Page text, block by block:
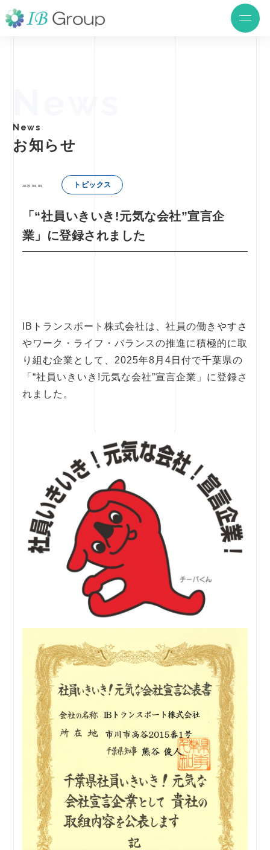
News
お知らせ
2025.08.04 トピックス
「“社員いきいき!元気な会社”宣言企
業」に登録されました
IBトランスポート株式会社は、社員の働きやすさ
やワーク・ライフ・バランスの推進に積極的に取
り組む企業として、2025年8月4日付で千葉県の
「“社員いきいき!元気な会社”宣言企業」に登録さ
れました。